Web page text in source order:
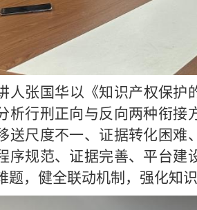
人张国华以《知识产权保护
析行刑正向与反向两种衔接
送尺度不一、证据转化困难
序规范、证据完善、平台建
题，健全联动机制，强化知